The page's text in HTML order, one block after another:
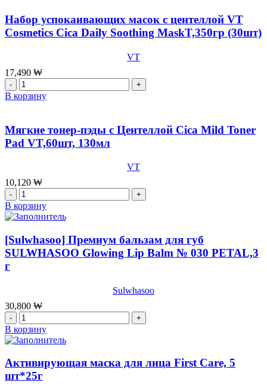
3-
х
шаговый
SU:M
37
Water-
full
gel
mask
мл+
2
мл++2
мл
10
шт
Набор успокаивающих масок с центеллой VT
Cosmetics Cica Daily Soothing MaskT,350гр (30шт)
VT
17,490 ₩
Количество
товара
Набор
с
центеллой
Cica
Daily
Soothing
MaskT,350гр
(30шт)
В корзину
Мягкие тонер-пэды с Центеллой Cica Mild Toner
Pad VT,60шт, 130мл
VT
10,120 ₩
Количество
товара
Мягкие
пэды
с
Центеллой
VT,60шт,
130мл
В корзину
[Sulwhasoo] Премиум бальзам для губ
SULWHASOO Glowing Lip Balm № 030 PETAL,3
г
Sulwhasoo
30,800 ₩
Количество
товара
[Sulwhasoo]
бальзам
для
губ
В корзину
Активирующая маска для лица First Care, 5
шт*25г